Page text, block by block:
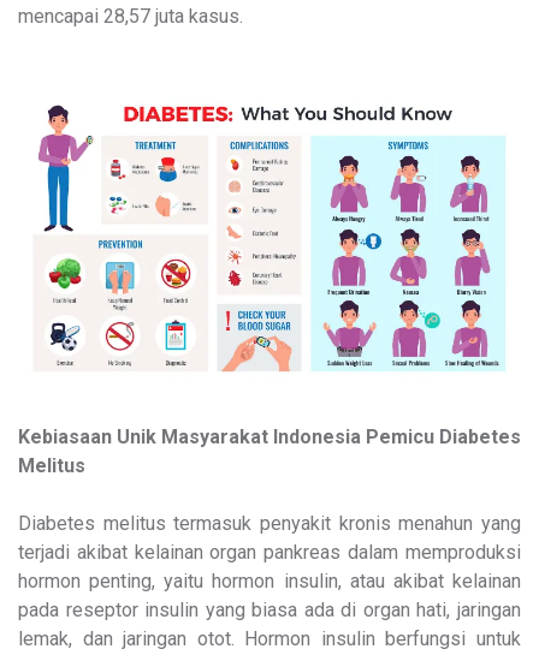
mencapai 28,57 juta kasus.
Kebiasaan Unik Masyarakat Indonesia Pemicu Diabetes
Melitus
Diabetes melitus termasuk penyakit kronis menahun yang
terjadi akibat kelainan organ pankreas dalam memproduksi
hormon penting, yaitu hormon insulin, atau akibat kelainan
pada reseptor insulin yang biasa ada di organ hati, jaringan
lemak, dan jaringan otot. Hormon insulin berfungsi untuk